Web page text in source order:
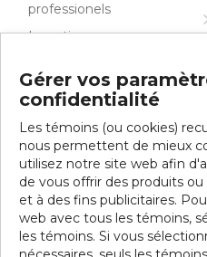
professionels
Investir
Contacter la SDC
Inscrivez-vous à notre
Gérer vos
confidentialité
Les témoins (ou cookies)
nous permettent de mieux
utilisez notre site web afin
de vous offrir des produits
et à des fins publicitaires.
web avec tous les témoins,
les témoins. Si vous